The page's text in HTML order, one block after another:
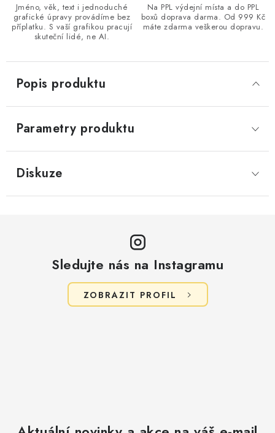
Jméno, věk, text i jednoduché
grafické úpravy provádíme bez
příplatku. S vaší grafikou pracují
skuteční lidé, ne AI.
Na PPL výdejní místa a do PPL
boxů doprava darma. Od 999 Kč
máte zdarma veškerou dopravu.
Popis produktu
Parametry produktu
Diskuze
Sledujte nás na Instagramu
ZOBRAZIT PROFIL